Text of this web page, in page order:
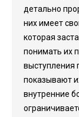
детально
них имеет
которая
понимать их
выступления
показывают
внутренние